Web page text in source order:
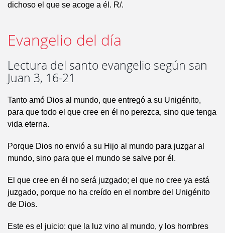
dichoso el que se acoge a él. R/.
Evangelio del día
Lectura del santo evangelio según san
Juan 3, 16-21
Tanto amó Dios al mundo, que entregó a su Unigénito,
para que todo el que cree en él no perezca, sino que tenga
vida eterna.
Porque Dios no envió a su Hijo al mundo para juzgar al
mundo, sino para que el mundo se salve por él.
El que cree en él no será juzgado; el que no cree ya está
juzgado, porque no ha creído en el nombre del Unigénito
de Dios.
Este es el juicio: que la luz vino al mundo, y los hombres